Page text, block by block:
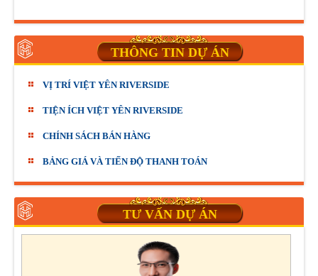
THÔNG TIN DỰ ÁN
VỊ TRÍ VIỆT YÊN RIVERSIDE
TIỆN ÍCH VIỆT YÊN RIVERSIDE
CHÍNH SÁCH BÁN HÀNG
BẢNG GIÁ VÀ TIẾN ĐỘ THANH TOÁN
TƯ VẤN DỰ ÁN